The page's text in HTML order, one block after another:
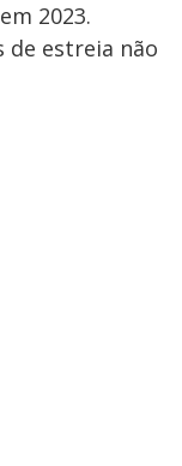
2023.
de estreia não